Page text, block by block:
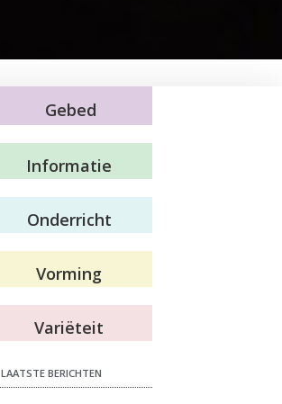
Gebed
Informatie
Onderricht
Vorming
Variëteit
LAATSTE BERICHTEN